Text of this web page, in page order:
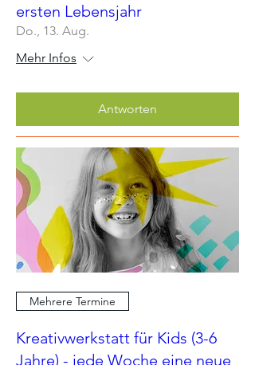
ersten Lebensjahr
Do., 13. Aug.
Mehr Infos
Antworten
Mehrere Termine
Kreativwerkstatt für Kids (3-6
Jahre) - jede Woche eine neue